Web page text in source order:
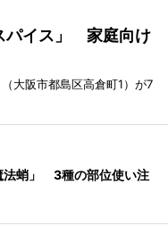
パイス」 家庭向け
大阪市都島区高倉町1）が7
法蛸」 3種の部位使い注